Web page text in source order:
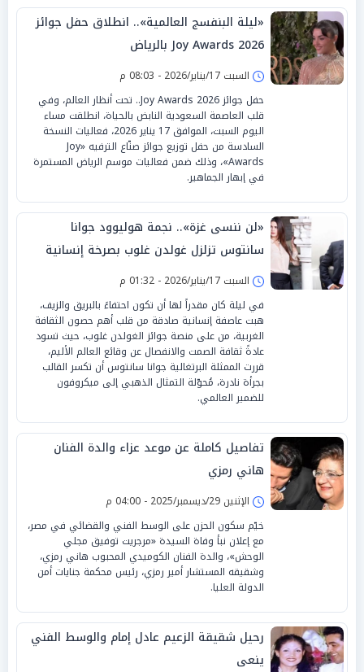
«ليلة البنفسج العالمية».. انطلاق حفل جوائز
Joy Awards 2026 بالرياض
السبت 17/يناير/2026 - 08:03 م
حفل جوائز Joy Awards 2026.. تحت أنظار العالم، وفي
قلب العاصمة السعودية النابض بالحياة، انطلقت مساء
اليوم السبت، الموافق 17 يناير 2026، فعاليات النسخة
السادسة من حفل توزيع جوائز صنّاع الترفيه «Joy
Awards»، وذلك ضمن فعاليات موسم الرياض المستمرة
في إبهار الجماهير.
«لن ننسى غزة».. نجمة هوليوود جوانا
سانتوس تزلزل غولدن غلوب بصرخة إنسانية
السبت 17/يناير/2026 - 01:32 م
في ليلة كان مقدراً لها أن تكون احتفاءً بالبريق والزيف،
هبت عاصفة إنسانية صادقة من قلب أهم حصون الثقافة
الغربية، من على منصة جوائز الغولدن غلوب، حيث تسود
عادةً ثقافة الصمت والانفصال عن وقائع العالم الأليم،
قررت الممثلة البرتغالية جوانا سانتوس أن تكسر القالب
بجرأة نادرة، مُحوّلة التمثال الذهبي إلى ميكروفون
للضمير العالمي.
تفاصيل كاملة عن موعد عزاء والدة الفنان
هاني رمزي
الإثنين 29/ديسمبر/2025 - 04:00 م
خيّم سكون الحزن على الوسط الفني والقضائي في مصر،
مع إعلان نبأ وفاة السيدة «مرجريت توفيق مجلي
الوحش»، والدة الفنان الكوميدي المحبوب هاني رمزي،
وشقيقه المستشار أمير رمزي، رئيس محكمة جنايات أمن
الدولة العليا.
رحيل شقيقة الزعيم عادل إمام والوسط الفني
ينعى